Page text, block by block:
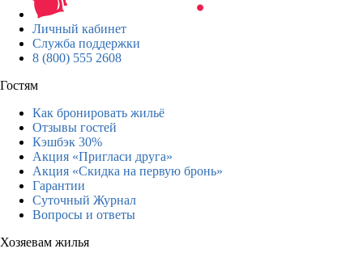
Личный кабинет
Служба поддержки
8 (800) 555 2608
Гостям
Как бронировать жильё
Отзывы гостей
Кэшбэк 30%
Акция «Пригласи друга»
Акция «Скидка на первую бронь»
Гарантии
Суточный Журнал
Вопросы и ответы
Хозяевам жилья